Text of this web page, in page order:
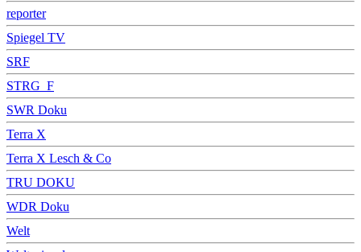
reporter
Spiegel TV
SRF
STRG_F
SWR Doku
Terra X
Terra X Lesch & Co
TRU DOKU
WDR Doku
Welt